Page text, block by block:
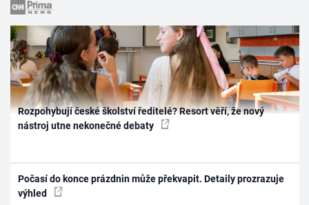
Rozpohybují české školství ředitelé? Resort věří, že nový
nástroj utne nekonečné debaty
Počasí do konce prázdnin může překvapit. Detaily prozrazuje
výhled